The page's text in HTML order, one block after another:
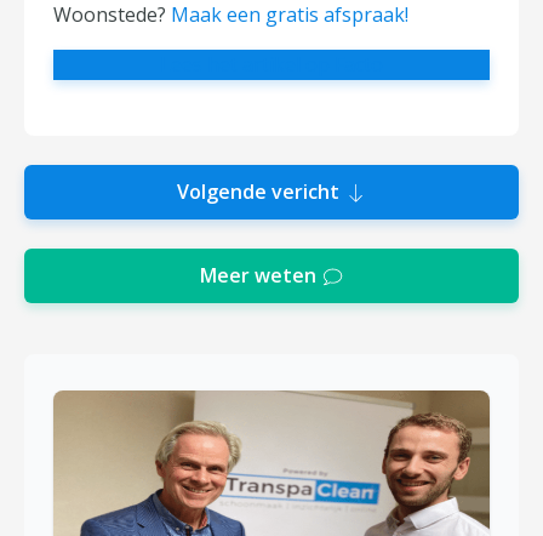
Woonstede? Maak een gratis afspraak!
Volgende vericht
Meer weten